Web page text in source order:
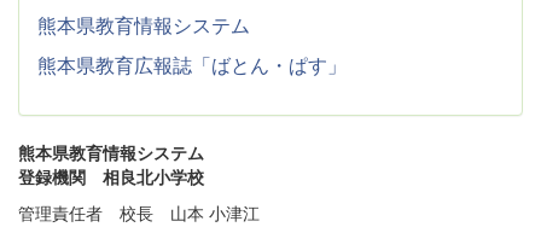
熊本県教育情報システム
熊本県教育広報誌「ばとん・ぱす」
熊本県教育情報システム
登録機関 相良北小学校
管理責任者 校長 山本 小津江